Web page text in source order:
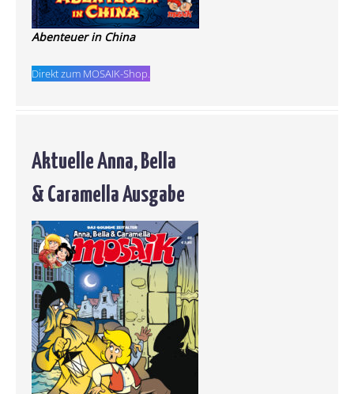
Abenteuer in China
Direkt zum MOSAIK-Shop.
Aktuelle Anna, Bella
& Caramella Ausgabe